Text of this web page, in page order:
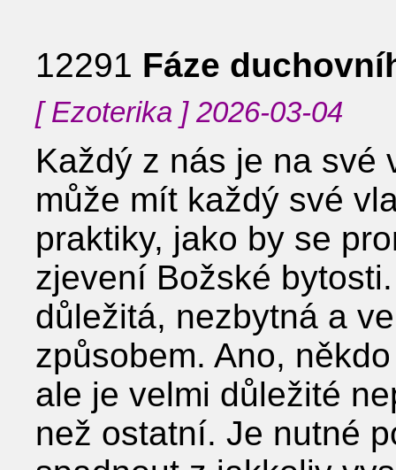
12291 Fáze
[ Ezoterika ] 2026-03-04
Každý z nás je na své
může mít každý své
praktiky, jako by se
zjevení Božské
důležitá, nezbytná a
způsobem. Ano,
ale je velmi důležité
než ostatní. Je nutné